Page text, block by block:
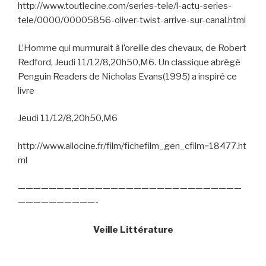
http://www.toutlecine.com/series-tele/l-actu-series-
tele/0000/00005856-oliver-twist-arrive-sur-canal.html
L’Homme qui murmurait à l’oreille des chevaux, de Robert
Redford, Jeudi 11/12/8,20h50,M6. Un classique abrégé
Penguin Readers de Nicholas Evans(1995) a inspiré ce
livre
Jeudi 11/12/8,20h50,M6
http://www.allocine.fr/film/fichefilm_gen_cfilm=18477.ht
ml
—————————————————————————————
——————————-
Veille Littérature